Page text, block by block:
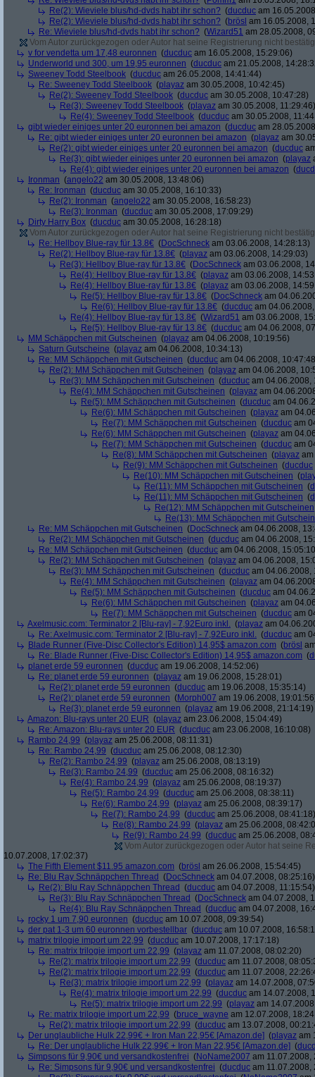
Re(2): Wieviele blus/hd-dvds habt ihr schon? (ducduc am
Re(2): Wieviele blus/hd-dvds habt ihr schon? (brösl am 16.05.2008,
Re: Wieviele blus/hd-dvds habt ihr schon? (Wizard51 am 28.05.2008,
Vom Autor zurückgezogen oder Autor hat seine Registrierung nicht
v for vendetta um 17,48 euronnen (ducduc am 16.05.2008, 15:29:06)
Underworld und 300, um 19,95 euronnen (ducduc am 21.05.2008,
Sweeney Todd Steelbook (ducduc am 26.05.2008, 14:41:44)
Re: Sweeney Todd Steelbook (playaz am 30.05.2008, 10:42:45)
Re(2): Sweeney Todd Steelbook (ducduc am 30.05.2008, 10:47:28)
Re(3): Sweeney Todd Steelbook (playaz am 30.05.2008, 11:29:46)
Re(4): Sweeney Todd Steelbook (ducduc am 30.05.2008,
gibt wieder einiges unter 20 euronnen bei amazon (ducduc am
Re: gibt wieder einiges unter 20 euronnen bei amazon (playaz am
Re(2): gibt wieder einiges unter 20 euronnen bei amazon (ducduc
Re(3): gibt wieder einiges unter 20 euronnen bei amazon (playaz
Re(4): gibt wieder einiges unter 20 euronnen bei amazon (
Ironman (angelo22 am 30.05.2008, 13:48:06)
Re: Ironman (ducduc am 30.05.2008, 16:10:33)
Re(2): Ironman (angelo22 am 30.05.2008, 16:58:23)
Re(3): Ironman (ducduc am 30.05.2008, 17:09:29)
Dirty Harry Box (ducduc am 30.05.2008, 16:28:18)
Vom Autor zurückgezogen oder Autor hat seine Registrierung nicht
Re: Hellboy Blue-ray für 13.8€ (DocSchneck am 03.06.2008, 14:28:13)
Re(2): Hellboy Blue-ray für 13.8€ (playaz am 03.06.2008, 14:29:03)
Re(3): Hellboy Blue-ray für 13.8€ (DocSchneck am 03.06.2008,
Re(4): Hellboy Blue-ray für 13.8€ (playaz am 03.06.2008,
Re(4): Hellboy Blue-ray für 13.8€ (playaz am 03.06.2008,
Re(5): Hellboy Blue-ray für 13.8€ (DocSchneck am
Re(6): Hellboy Blue-ray für 13.8€ (ducduc am
Re(4): Hellboy Blue-ray für 13.8€ (Wizard51 am 03.06.2008,
Re(5): Hellboy Blue-ray für 13.8€ (ducduc am 04.06.2008,
MM Schäppchen mit Gutscheinen (playaz am 04.06.2008, 10:19:56)
Saturn Gutscheine (playaz am 04.06.2008, 10:34:13)
Re: MM Schäppchen mit Gutscheinen (ducduc am 04.06.2008,
Re(2): MM Schäppchen mit Gutscheinen (playaz am 04.06.2008,
Re(3): MM Schäppchen mit Gutscheinen (ducduc am 04.06.2008,
Re(4): MM Schäppchen mit Gutscheinen (playaz am
Re(5): MM Schäppchen mit Gutscheinen (ducduc am
Re(6): MM Schäppchen mit Gutscheinen (playaz am
Re(7): MM Schäppchen mit Gutscheinen (ducduc am
Re(6): MM Schäppchen mit Gutscheinen (playaz am
Re(7): MM Schäppchen mit Gutscheinen (ducduc am
Re(8): MM Schäppchen mit Gutscheinen (playaz
Re(9): MM Schäppchen mit Gutscheinen (ducduc
Re(10): MM Schäppchen mit Gutscheinen (
Re(11): MM Schäppchen mit Gutscheinen (
Re(11): MM Schäppchen mit Gutscheinen (
Re(12): MM Schäppchen mit Gutscheinen
Re(13): MM Schäppchen mit
Re: MM Schäppchen mit Gutscheinen (DocSchneck am 04.06.2008,
Re(2): MM Schäppchen mit Gutscheinen (ducduc am 04.06.2008,
Re: MM Schäppchen mit Gutscheinen (ducduc am 04.06.2008,
Re(2): MM Schäppchen mit Gutscheinen (playaz am 04.06.2008,
Re(3): MM Schäppchen mit Gutscheinen (ducduc am 04.06.2008,
Re(4): MM Schäppchen mit Gutscheinen (playaz am
Re(5): MM Schäppchen mit Gutscheinen (ducduc am
Re(6): MM Schäppchen mit Gutscheinen (playaz am
Re(7): MM Schäppchen mit Gutscheinen (ducduc am
Axelmusic.com: Terminator 2 [Blu-ray] - 7,92Euro inkl. (playaz am
Re: Axelmusic.com: Terminator 2 [Blu-ray] - 7,92Euro inkl. (ducduc am
Blade Runner (Five-Disc Collector's Edition) 14,95$ amazon.com (brösl
Re: Blade Runner (Five-Disc Collector's Edition) 14,95$ amazon.com (
planet erde 59 euronnen (ducduc am 19.06.2008, 14:52:06)
Re: planet erde 59 euronnen (playaz am 19.06.2008, 15:28:01)
Re(2): planet erde 59 euronnen (ducduc am 19.06.2008, 15:35:14)
Re(2): planet erde 59 euronnen (Morph007 am 19.06.2008,
Re(3): planet erde 59 euronnen (playaz am 19.06.2008, 21:14:19)
Amazon: Blu-rays unter 20 EUR (playaz am 23.06.2008, 15:04:49)
Re: Amazon: Blu-rays unter 20 EUR (ducduc am 23.06.2008, 16:10:08)
Rambo 24,99 (playaz am 25.06.2008, 08:11:31)
Re: Rambo 24,99 (ducduc am 25.06.2008, 08:12:30)
Re(2): Rambo 24,99 (playaz am 25.06.2008, 08:13:19)
Re(3): Rambo 24,99 (ducduc am 25.06.2008, 08:16:32)
Re(4): Rambo 24,99 (playaz am 25.06.2008, 08:19:37)
Re(5): Rambo 24,99 (ducduc am 25.06.2008, 08:38:11)
Re(6): Rambo 24,99 (playaz am 25.06.2008, 08:39:17)
Re(7): Rambo 24,99 (ducduc am 25.06.2008, 08:41:18)
Re(8): Rambo 24,99 (playaz am 25.06.2008,
Re(9): Rambo 24,99 (ducduc am 25.06.2008,
Vom Autor zurückgezogen oder Autor hat seine
10.07.2008, 17:02:37)
The Fifth Element $11.95 amazon.com (brösl am 26.06.2008, 15:54:45)
Re: Blu Ray Schnäppchen Thread (DocSchneck am 04.07.2008, 08:25:16)
Re(2): Blu Ray Schnäppchen Thread (ducduc am 04.07.2008, 11:15:54)
Re(3): Blu Ray Schnäppchen Thread (DocSchneck am 04.07.2008,
Re(4): Blu Ray Schnäppchen Thread (ducduc am 04.07.2008,
rocky 1 um 7,90 euronnen (ducduc am 10.07.2008, 09:39:54)
der pat 1-3 um 60 euronnen vorbestellbar (ducduc am 10.07.2008,
matrix trilogie import um 22,99 (ducduc am 10.07.2008, 17:17:18)
Re: matrix trilogie import um 22,99 (playaz am 11.07.2008, 08:02:20)
Re(2): matrix trilogie import um 22,99 (ducduc am 11.07.2008,
Re(2): matrix trilogie import um 22,99 (ducduc am 11.07.2008,
Re(3): matrix trilogie import um 22,99 (playaz am 14.07.2008,
Re(4): matrix trilogie import um 22,99 (ducduc am 14.07.2008,
Re(5): matrix trilogie import um 22,99 (playaz am
Re: matrix trilogie import um 22,99 (bruce_wayne am 12.07.2008,
Re(2): matrix trilogie import um 22,99 (ducduc am 13.07.2008,
Der unglaubliche Hulk 22,99€ + Iron Man 22,95€ [Amazon.de] (playaz am
Re: Der unglaubliche Hulk 22,99€ + Iron Man 22,95€ [Amazon.de] (
Simpsons für 9,90€ und versandkostenfrei (NoName2007 am 11.07.2008,
Re: Simpsons für 9,90€ und versandkostenfrei (ducduc am 11.07.2008,